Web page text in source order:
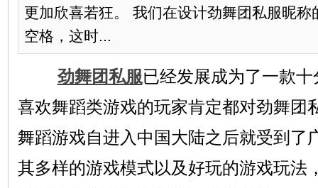
更加欣喜若狂。 我们在设计劲舞团私服昵
空格，这时...
劲舞团私服已经发展成为了一款
喜欢舞蹈类游戏的玩家肯定都对劲舞团
舞蹈游戏自进入中国大陆之后就受到了
其多样的游戏模式以及好玩的游戏玩法